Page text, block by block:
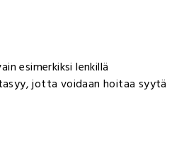
esimerkiksi lenkillä
jotta voidaan hoitaa syytä